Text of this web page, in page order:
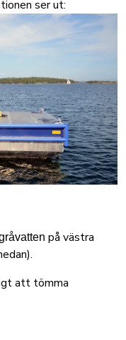
ser ut:
på västra
att tömma